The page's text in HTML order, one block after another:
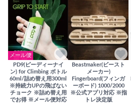
メール便
PD9(ピーディーナイ
ン) for Climbing ボトル
60ml/詰め替え用300ml
※持続力UPの飛ばない
チョーク ※詰め替え用
でお得 ※メール便対応
Beastmaker(ビースト
メーカー)
Fingerboard(フィンガ
ーボード) 1000/2000
※公式アプリ対応 ※指
トレ決定版